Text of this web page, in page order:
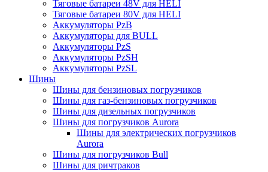
Тяговые батареи 48V для HELI
Тяговые батареи 80V для HELI
Аккумуляторы PzB
Аккумуляторы для BULL
Аккумуляторы PzS
Аккумуляторы PzSH
Аккумуляторы PzSL
Шины
Шины для бензиновых погрузчиков
Шины для газ-бензиновых погрузчиков
Шины для дизельных погрузчиков
Шины для погрузчиков Aurora
Шины для электрических погрузчиков
Aurora
Шины для погрузчиков Bull
Шины для ричтраков